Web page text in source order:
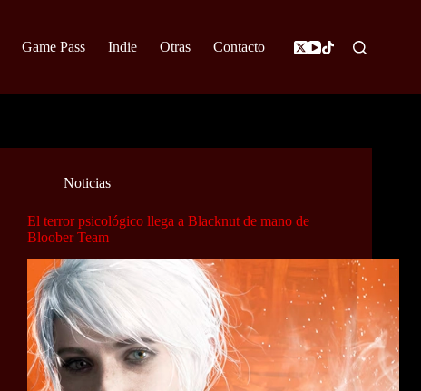
Game Pass Indie Otras Contacto
Noticias
El terror psicológico llega a Blacknut de mano de
Bloober Team